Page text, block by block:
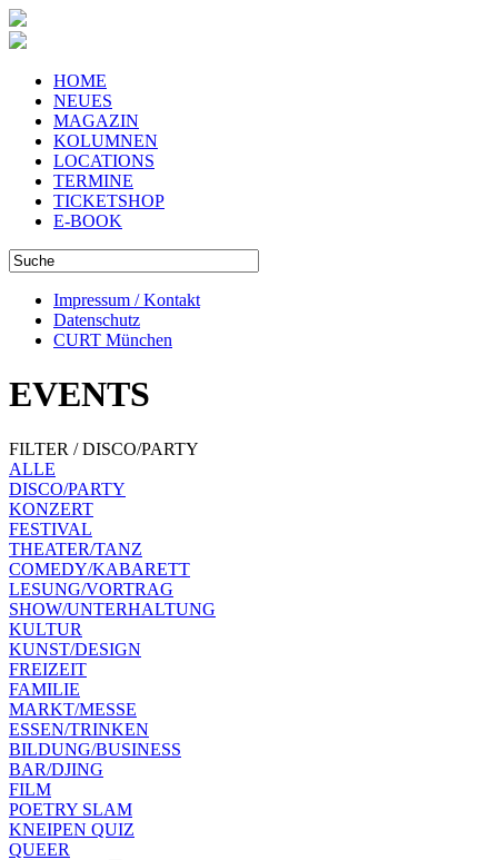
HOME
NEUES
MAGAZIN
KOLUMNEN
LOCATIONS
TERMINE
TICKETSHOP
E-BOOK
Impressum / Kontakt
Datenschutz
CURT München
EVENTS
FILTER / DISCO/PARTY
ALLE
DISCO/PARTY
KONZERT
FESTIVAL
THEATER/TANZ
COMEDY/KABARETT
LESUNG/VORTRAG
SHOW/UNTERHALTUNG
KULTUR
KUNST/DESIGN
FREIZEIT
FAMILIE
MARKT/MESSE
ESSEN/TRINKEN
BILDUNG/BUSINESS
BAR/DJING
FILM
POETRY SLAM
KNEIPEN QUIZ
QUEER